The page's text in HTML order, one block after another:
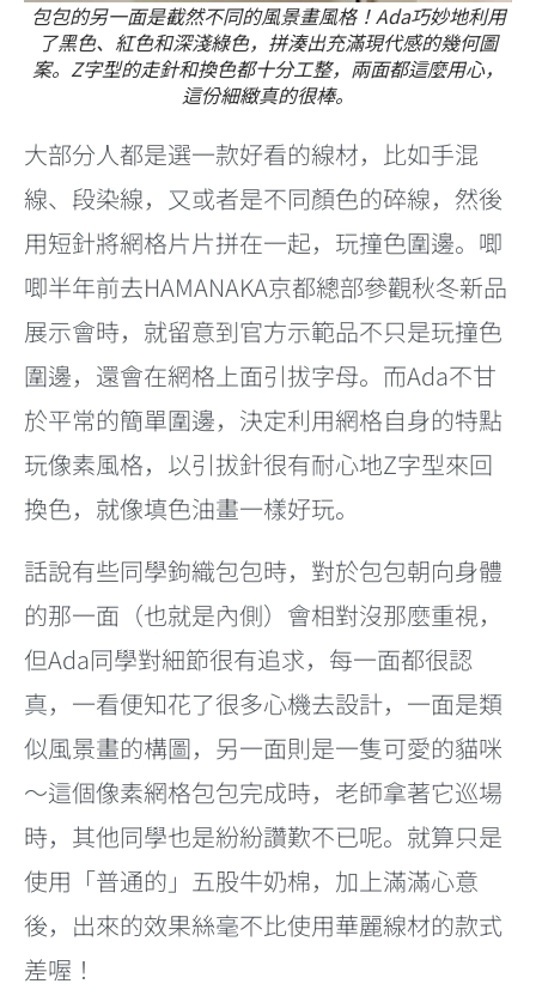
包包的另一面是截然不同的風景畫風格！Ada巧妙地利用
了黑色、紅色和深淺綠色，拼湊出充滿現代感的幾何圖
案。Z字型的走針和換色都十分工整，兩面都這麼用心，
這份細緻真的很棒。
大部分人都是選一款好看的線材，比如手混
線、段染線，又或者是不同顏色的碎線，然後
用短針將網格片片拼在一起，玩撞色圍邊。唧
唧半年前去HAMANAKA京都總部參觀秋冬新品
展示會時，就留意到官方示範品不只是玩撞色
圍邊，還會在網格上面引拔字母。而Ada不甘
於平常的簡單圍邊，決定利用網格自身的特點
玩像素風格，以引拔針很有耐心地Z字型來回
換色，就像填色油畫一樣好玩。
話說有些同學鉤織包包時，對於包包朝向身體
的那一面（也就是內側）會相對沒那麼重視，
但Ada同學對細節很有追求，每一面都很認
真，一看便知花了很多心機去設計，一面是類
似風景畫的構圖，另一面則是一隻可愛的貓咪
～這個像素網格包包完成時，老師拿著它巡場
時，其他同學也是紛紛讚歎不已呢。就算只是
使用「普通的」五股牛奶棉，加上滿滿心意
後，出來的效果絲毫不比使用華麗線材的款式
差喔！